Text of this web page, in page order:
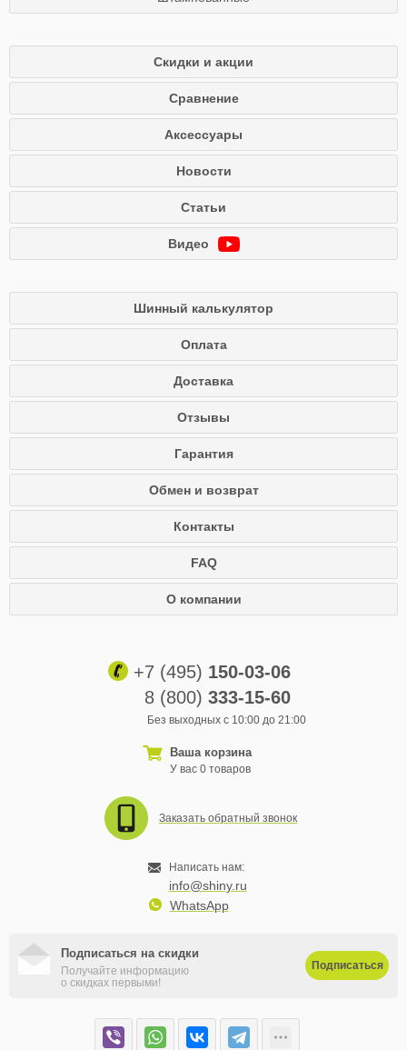
Скидки и акции
Сравнение
Аксессуары
Новости
Статьи
Видео
Шинный калькулятор
Оплата
Доставка
Отзывы
Гарантия
Обмен и возврат
Контакты
FAQ
О компании
+7 (495) 150-03-06
8 (800) 333-15-60
Без выходных с 10:00 до 21:00
Ваша корзина
У вас 0 товаров
Заказать обратный звонок
Написать нам:
info@shiny.ru
WhatsApp
Подписаться на скидки
Получайте информацию
о скидках первыми!
Подписаться